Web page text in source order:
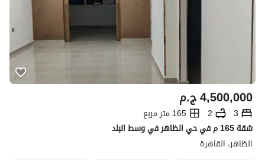
ج.م4,500,000
3
2
165 متر مربع
شقة 165 م في حي الظاهر في وسط البلد
الظاهر، القاهرة